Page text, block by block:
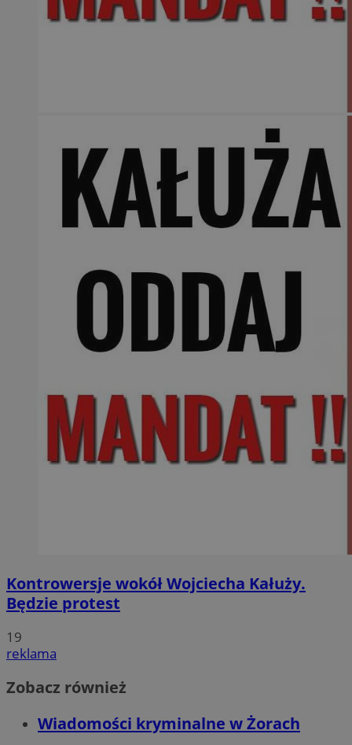
Kontrowersje wokół Wojciecha Kałuży.
Będzie protest
19
reklama
Zobacz również
Wiadomości kryminalne w Żorach